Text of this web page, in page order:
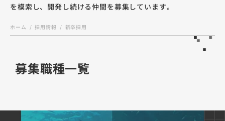
を模索し、開発し続ける仲間を募集しています。
ホーム 採用情報 新卒採用
募集職種一覧